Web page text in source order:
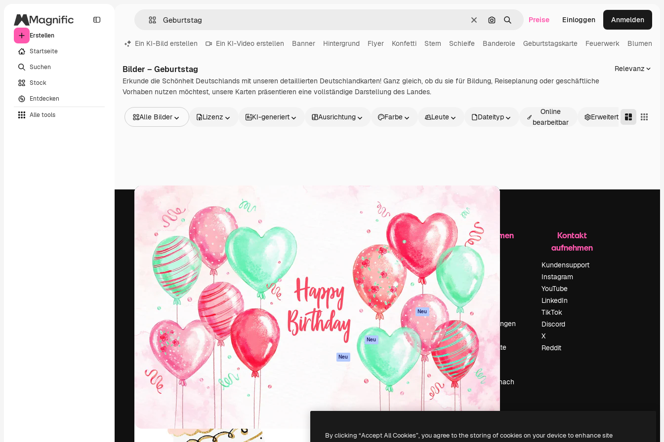
Erstellen
Startseite
Suchen
Stock
Entdecken
Alle tools
LöschenNach Bild suchen
SuchenPreise Einloggen Anmelden
Ein KI-Bild erstellen Ein KI-Video erstellen Banner Hintergrund Flyer Konfetti Stern Schleife Banderole Geburtstagskarte Feuerwerk Blumen
Bilder – Geburtstag
Erkunde die Schönheit Deutschlands mit unseren detaillierten Deutschlandkarten! Ganz gleich, ob du sie für Bildung, Reiseplanung oder geschäftliche
Vorhaben nutzen möchtest, unsere Karten präsentieren eine vollständige Darstellung des Landes.
Relevanz
Alle Bilder
Videos
Motion Graphics
Videovorlagen
3D-Modelle
Schriftarten
Lizenz KI-generiert Ausrichtung Farbe Leute Dateityp
Online
bearbeitbar
Erweitert
Die kreative Plattform, um deine beste
Arbeit zu verwirklichen. Mehr als 1 Million
Abonnenten unter Kreativen, Unternehmen,
Agenturen und Studios.
Deutsch
KI-Bildgenerator
KI-Videogenerator
KI-
Stimmengenerator
Stock-Inhalte
MCP für
Claude/ChatGPT
Neu
Neu
Loslegen
Academy
Dokumentation
Support
AGB
Datenschutzerklärung
Originale
Neu
Cookie-Richtlinie
Vertrauenszentrum
Partner
Unternehmen
Unternehmen
Preise
Über uns
Reviews
Karriere
Suchtrends
Blog
Veranstaltungen
Slidesgo
Deine Inhalte
verkaufen
Pressesaal
Suchst du nach
magnific.ai
Kontakt
aufnehmen
Kundensupport
Instagram
YouTube
LinkedIn
TikTok
Discord
X
Reddit
Copyright © 2010- Freepik Company S.L.U.
By clicking “Accept All Cookies”, you agree to the storing of cookies on your device to enhance site